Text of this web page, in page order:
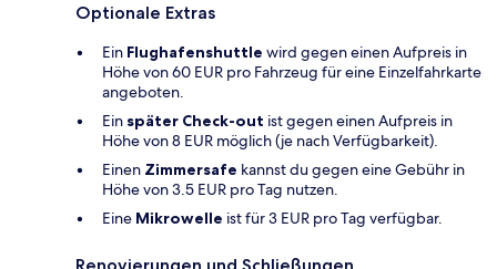
Optionale Extras
Ein Flughafenshuttle wird gegen einen Aufpreis in
Höhe von 60 EUR pro Fahrzeug für eine Einzelfahrkarte
angeboten.
Ein später Check-out ist gegen einen Aufpreis in
Höhe von 8 EUR möglich (je nach Verfügbarkeit).
Einen Zimmersafe kannst du gegen eine Gebühr in
Höhe von 3.5 EUR pro Tag nutzen.
Eine Mikrowelle ist für 3 EUR pro Tag verfügbar.